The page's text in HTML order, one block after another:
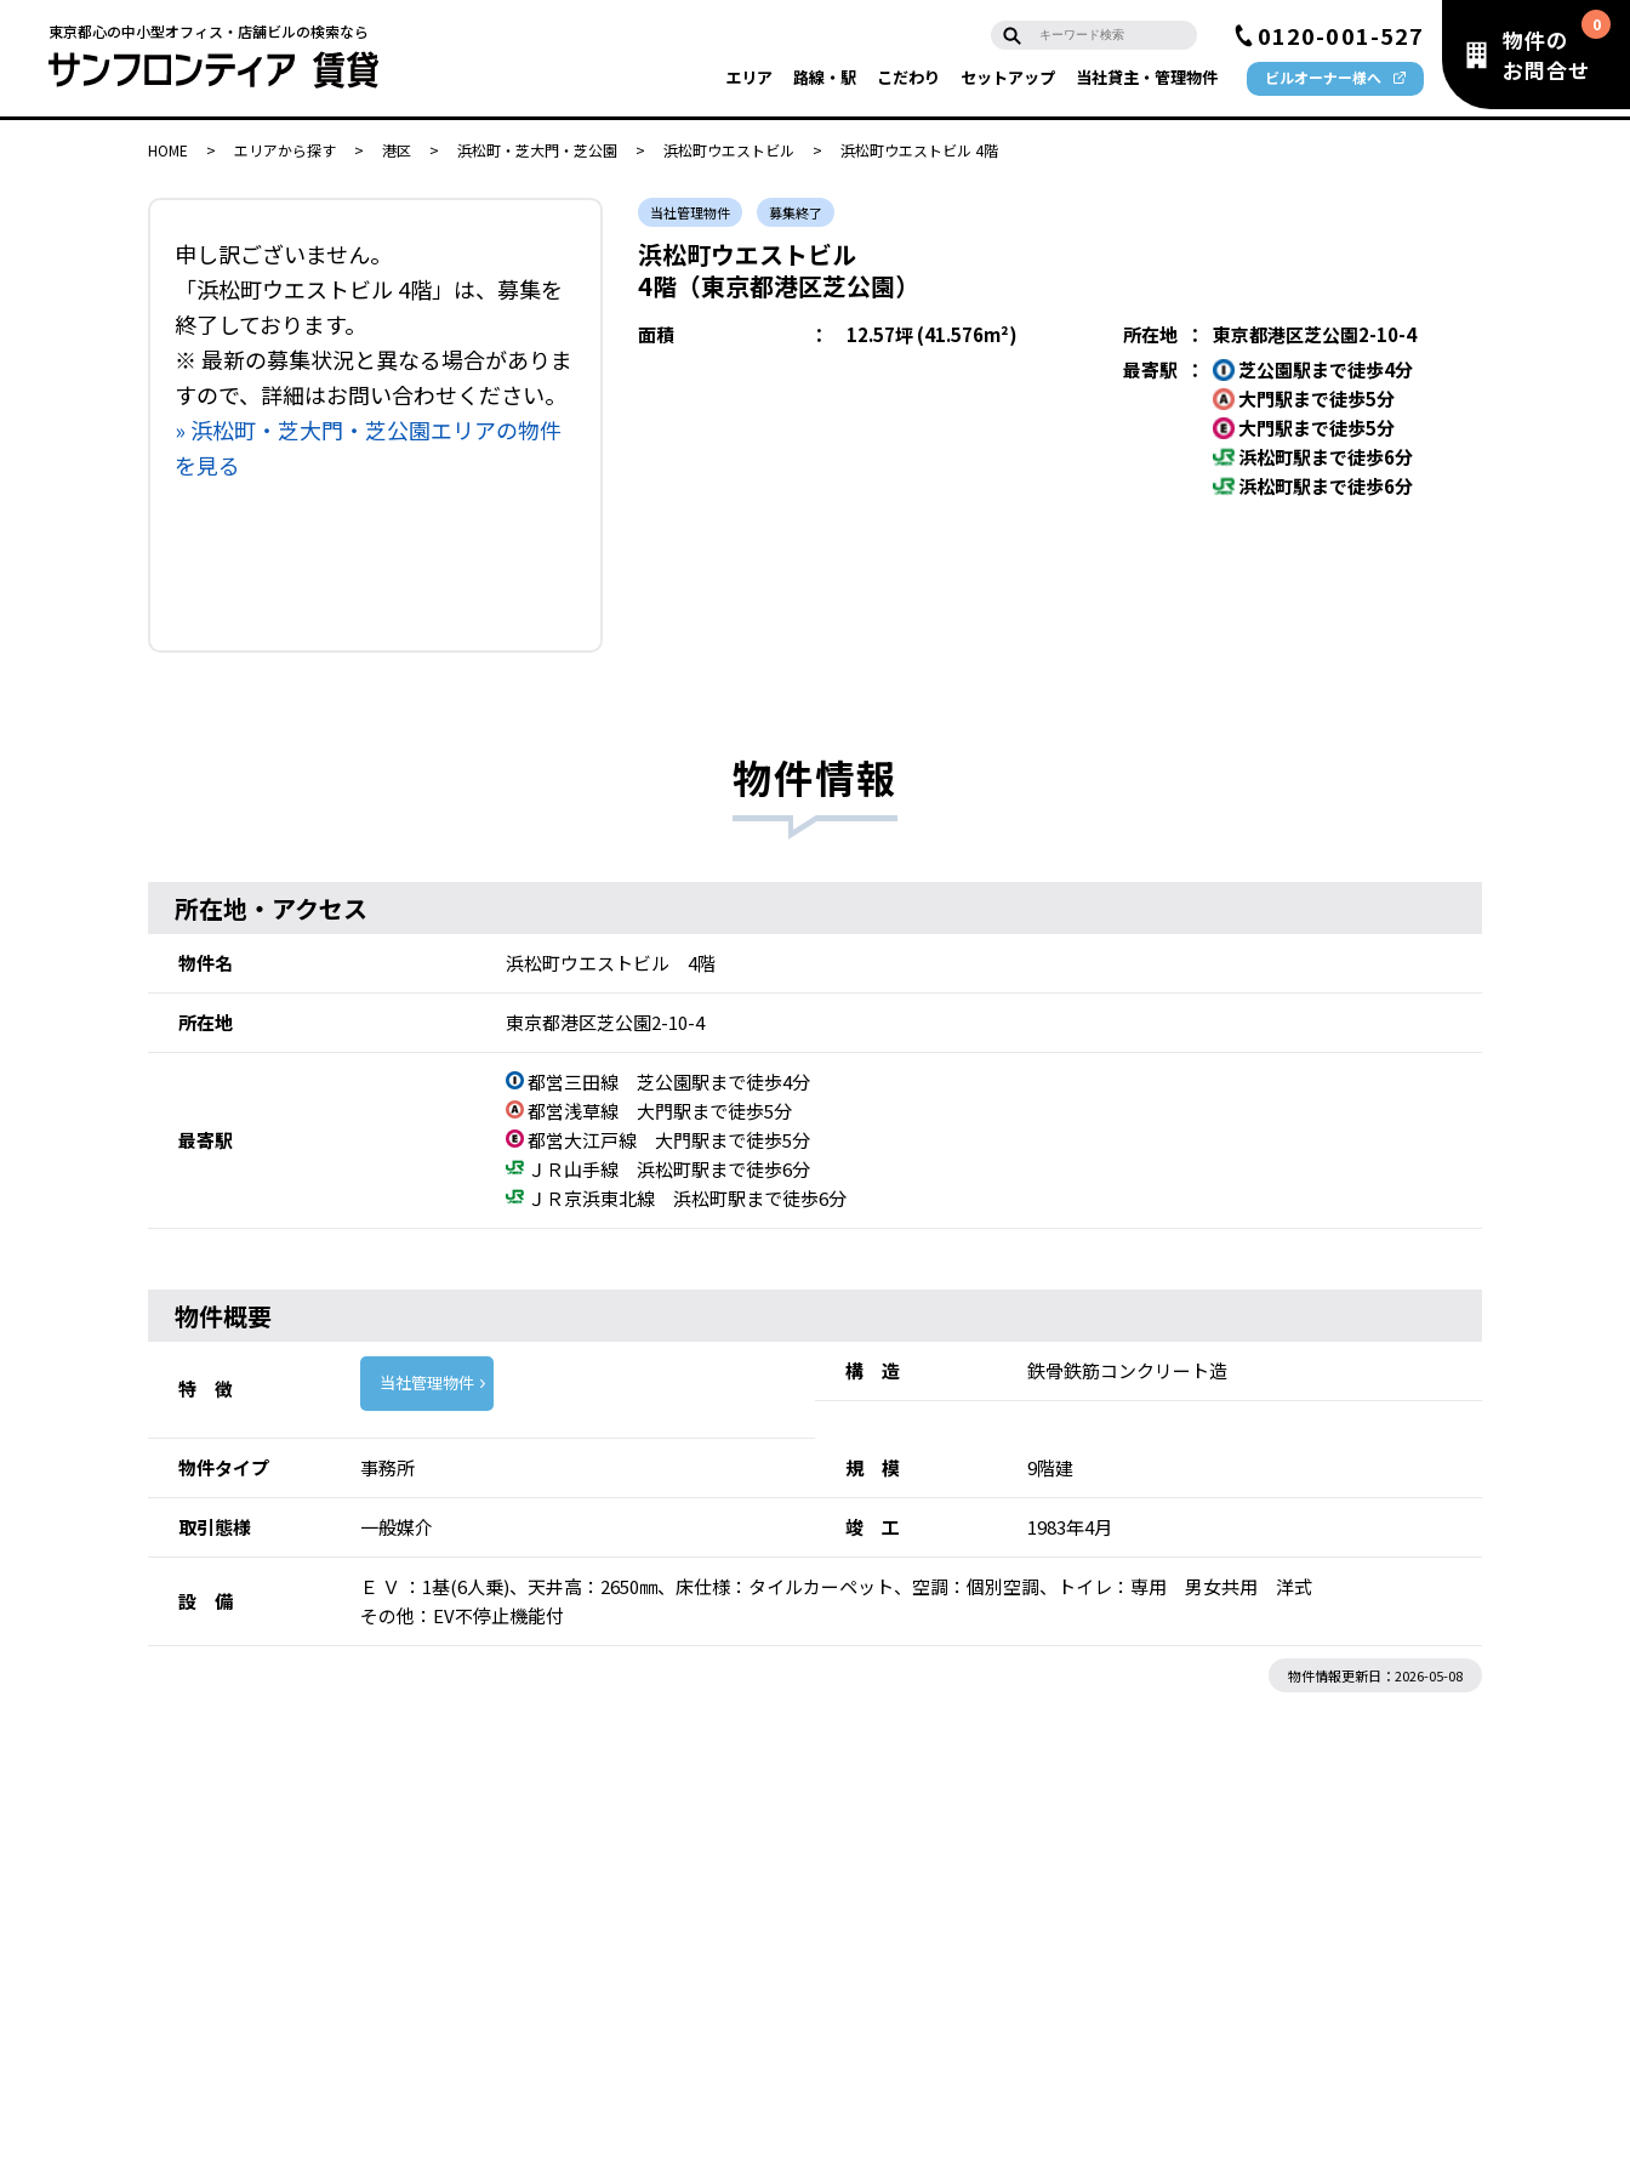
東京都心の中小型オフィス・店舗ビルの検索なら 0120-001-527
エリア 路線・駅 こだわり セットアップ 当社貸主・管理物件 ビルオーナー様へ
物件の
お問合せ
HOME > エリアから探す > 港区 > 浜松町・芝大門・芝公園 > 浜松町ウエストビル > 浜松町ウエストビル 4階
申し訳ございません。
「浜松町ウエストビル 4階」は、募集を
終了しております。
※ 最新の募集状況と異なる場合がありま
すので、詳細はお問い合わせください。
» 浜松町・芝大門・芝公園エリアの物件
を見る
当社管理物件 募集終了
浜松町ウエストビル
4階（東京都港区芝公園）
面積 ： 12.57坪 (41.576m²) 所在地 ：
東京都港区芝公園2-10-4
最寄駅
：
芝公園駅まで徒歩4分
大門駅まで徒歩5分
大門駅まで徒歩5分
浜松町駅まで徒歩6分
浜松町駅まで徒歩6分
物件情報
所在地・アクセス
物件名 浜松町ウエストビル 4階
所在地 東京都港区芝公園2-10-4
最寄駅
都営三田線 芝公園駅まで徒歩4分
都営浅草線 大門駅まで徒歩5分
都営大江戸線 大門駅まで徒歩5分
ＪＲ山手線 浜松町駅まで徒歩6分
ＪＲ京浜東北線 浜松町駅まで徒歩6分
物件概要
特 徴 当社管理物件 構 造 鉄骨鉄筋コンクリート造
物件タイプ 事務所 規 模 9階建
取引態様 一般媒介 竣 工 1983年4月
設 備
Ｅ Ｖ ：1基(6人乗)、天井高：2650㎜、床仕様：タイルカーペット、空調：個別空調、トイレ：専用 男女共用 洋式
その他：EV不停止機能付
物件情報更新日：2026-05-08